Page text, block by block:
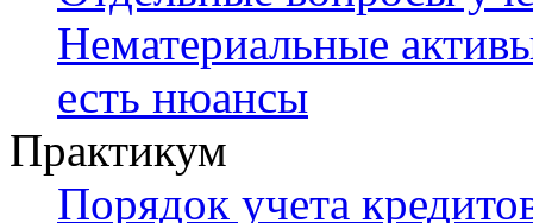
Нематериальные
есть нюансы
Практикум
Порядок учета